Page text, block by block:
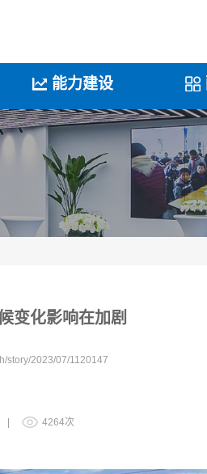
能力建设
变化影响在加剧
story/2023/07/1120147
| 4264次